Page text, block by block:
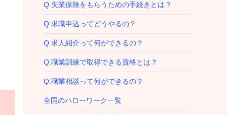
Q.失業保険をもらうための手続きとは？
Q.求職申込ってどうやるの？
Q.求人紹介って何ができるの？
Q.職業訓練で取得できる資格とは？
Q.職業相談って何ができるの？
全国のハローワーク一覧